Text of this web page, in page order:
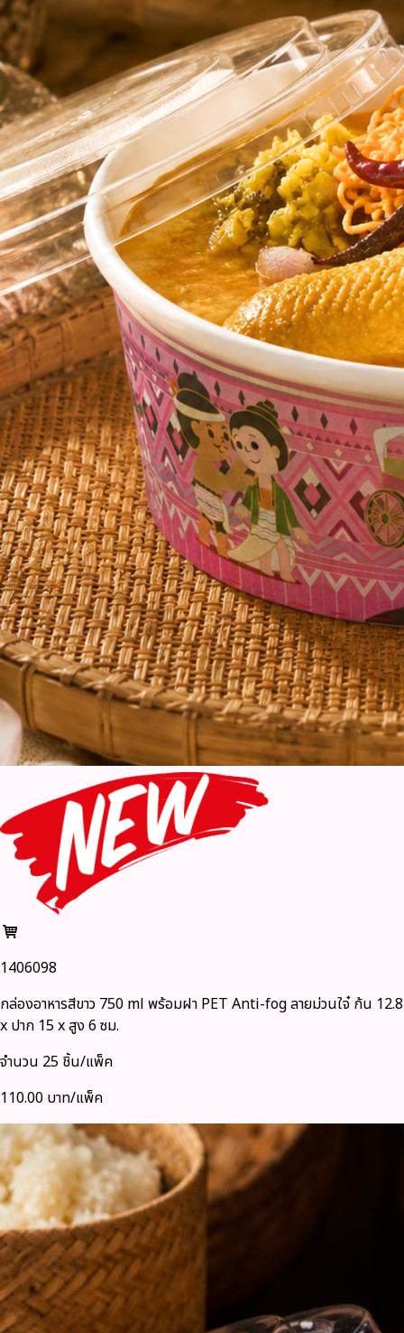
1406098
กล่องอาหารสีขาว 750 ml พร้อมฝา PET Anti-fog ลายม่วนใจ๋ ก้น 12.8
x ปาก 15 x สูง 6 ซม.
จำนวน 25 ชิ้น/แพ็ค
110.00 บาท/แพ็ค